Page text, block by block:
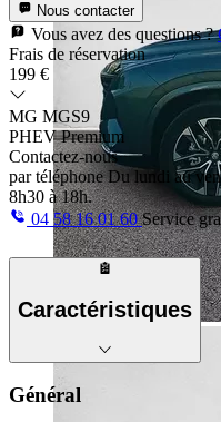
Nous contacter
Vous avez des questions ?
Frais de réservation
199 €
MG MGS9
PHEV Premium
Contactez-nous
par téléphone Du lundi au
8h30 à 18h.
04 58 16 01 60Service
Caractéristiques
Général